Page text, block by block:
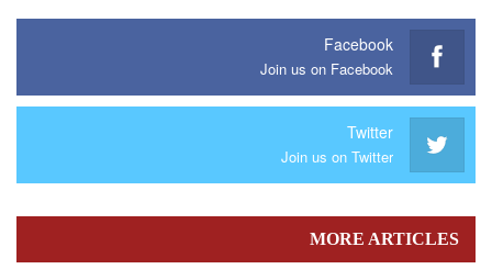
Facebook
Join us on Facebook
Twitter
Join us on Twitter
MORE ARTICLES